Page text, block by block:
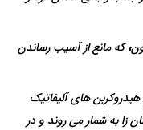
،که مانع از آسیب رساندن
های آلیفاتیک
زا به شمار می روند و در